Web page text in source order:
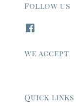
Follow us
We accept
Quick links